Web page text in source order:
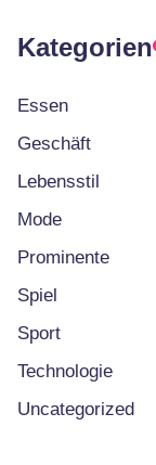
Kategorien
Essen
Geschäft
Lebensstil
Mode
Prominente
Spiel
Sport
Technologie
Uncategorized